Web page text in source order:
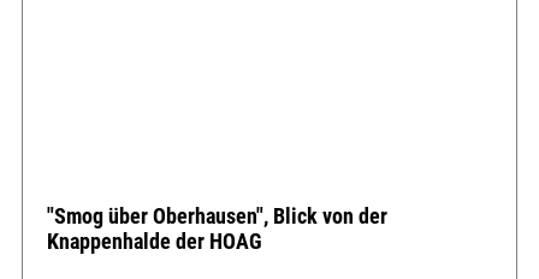
"Smog über Oberhausen", Blick von der
Knappenhalde der HOAG